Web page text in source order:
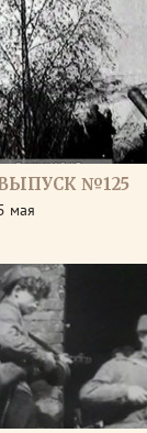
№125
мая